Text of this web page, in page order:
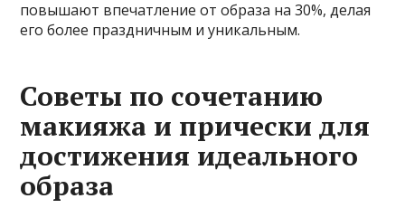
повышают впечатление от образа на 30%, делая
его более праздничным и уникальным.
Советы по сочетанию
макияжа и прически для
достижения идеального
образа